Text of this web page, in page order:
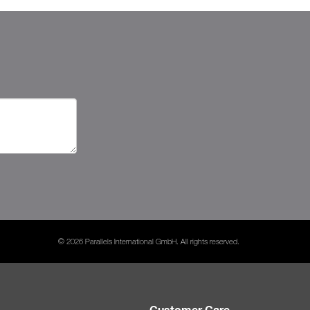
© 2026 Parallels International GmbH. All rights reserved.